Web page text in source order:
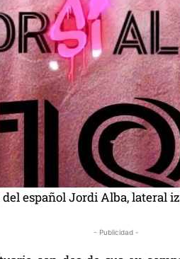
español Jordi Alba, lateral
- Publicidad -